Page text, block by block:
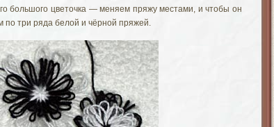
большого цветочка — меняем пряжу местами, и чтобы он
три ряда белой и чёрной пряжей.